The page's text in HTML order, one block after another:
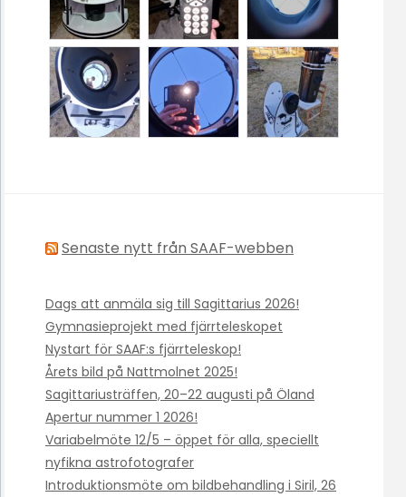
Senaste nytt från SAAF-webben
Dags att anmäla sig till Sagittarius 2026!
Gymnasieprojekt med fjärrteleskopet
Nystart för SAAF:s fjärrteleskop!
Årets bild på Nattmolnet 2025!
Sagittariusträffen, 20–22 augusti på Öland
Apertur nummer 1 2026!
Variabelmöte 12/5 – öppet för alla, speciellt
nyfikna astrofotografer
Introduktionsmöte om bildbehandling i Siril, 26